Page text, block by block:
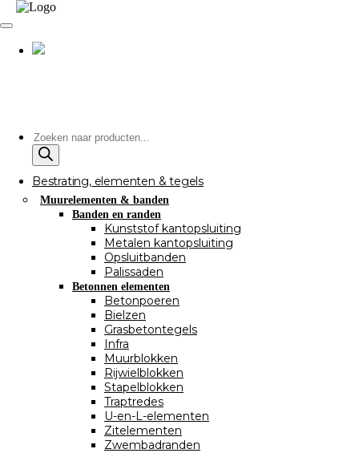
Producten
zoeken
Bestrating, elementen & tegels
Muurelementen & banden
Banden en randen
Kunststof kantopsluiting
Metalen kantopsluiting
Opsluitbanden
Palissaden
Betonnen elementen
Betonpoeren
Bielzen
Grasbetontegels
Infra
Muurblokken
Rijwielblokken
Stapelblokken
Traptredes
U-en-L-elementen
Zitelementen
Zwembadranden